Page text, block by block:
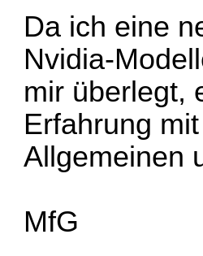
Da ich eine
Nvidia-
mir überlegt,
Erfahrung
Allgemeinen
MfG